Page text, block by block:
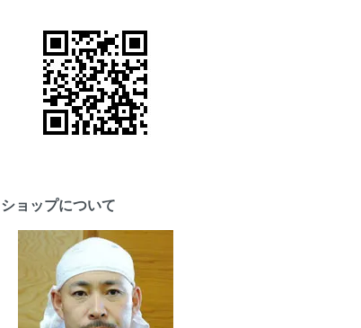
ショップについて